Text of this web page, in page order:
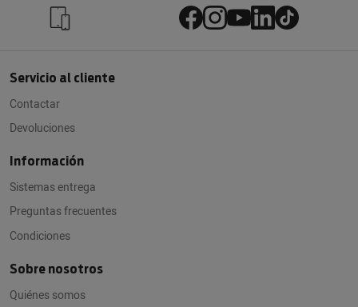
Servicio al cliente
Contactar
Devoluciones
Información
Sistemas entrega
Preguntas frecuentes
Condiciones
Sobre nosotros
Quiénes somos